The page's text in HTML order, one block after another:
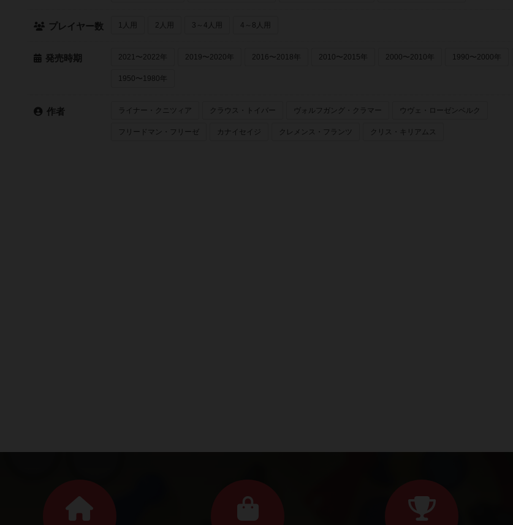
プレイヤー数 1人用 2人用 3～4人用 4～8人用
発売時期 2021〜2022年 2019〜2020年 2016〜2018年 2010〜2015年 2000〜2010年 1990〜2000年
1950〜1980年
作者 ライナー・クニツィア クラウス・トイバー ヴォルフガング・クラマー ウヴェ・ローゼンベルク
フリードマン・フリーゼ カナイセイジ クレメンス・フランツ クリス・キリアムス